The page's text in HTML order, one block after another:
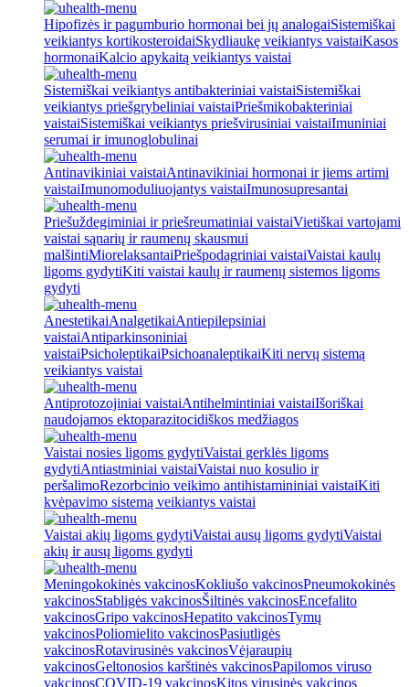
Hipofizės ir pagumburio hormonai bei jų analogaiSistemiškai
veikiantys kortikosteroidaiSkydliaukę veikiantys vaistaiKasos
hormonaiKalcio apykaitą veikiantys vaistai
Sistemiškai veikiantys antibakteriniai vaistaiSistemiškai
veikiantys priešgrybeliniai vaistaiPriešmikobakteriniai
vaistaiSistemiškai veikiantys priešvirusiniai vaistaiImuniniai
serumai ir imunoglobulinai
Antinavikiniai vaistaiAntinavikiniai hormonai ir jiems artimi
vaistaiImunomoduliuojantys vaistaiImunosupresantai
Priešuždegiminiai ir priešreumatiniai vaistaiVietiškai vartojami
vaistai sąnarių ir raumenų skausmui
malšintiMiorelaksantaiPriešpodagriniai vaistaiVaistai kaulų
ligoms gydytiKiti vaistai kaulų ir raumenų sistemos ligoms
gydyti
AnestetikaiAnalgetikaiAntiepilepsiniai
vaistaiAntiparkinsoniniai
vaistaiPsicholeptikaiPsichoanaleptikaiKiti nervų sistemą
veikiantys vaistai
Antiprotozojiniai vaistaiAntihelmintiniai vaistaiIšoriškai
naudojamos ektoparazitocidiškos medžiagos
Vaistai nosies ligoms gydytiVaistai gerklės ligoms
gydytiAntiastminiai vaistaiVaistai nuo kosulio ir
peršalimoRezorbcinio veikimo antihistamininiai vaistaiKiti
kvėpavimo sistemą veikiantys vaistai
Vaistai akių ligoms gydytiVaistai ausų ligoms gydytiVaistai
akių ir ausų ligoms gydyti
Meningokokinės vakcinosKokliušo vakcinosPneumokokinės
vakcinosStabligės vakcinosŠiltinės vakcinosEncefalito
vakcinosGripo vakcinosHepatito vakcinosTymų
vakcinosPoliomielito vakcinosPasiutligės
vakcinosRotavirusinės vakcinosVėjaraupių
vakcinosGeltonosios karštinės vakcinosPapilomos viruso
vakcinosCOVID-19 vakcinosKitos virusinės vakcinos